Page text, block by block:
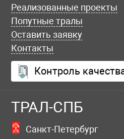
Реализованные проекты
Попутные тралы
Оставить заявку
Контакты
Контроль
ТРАЛ-СПБ
Санкт-Петербург